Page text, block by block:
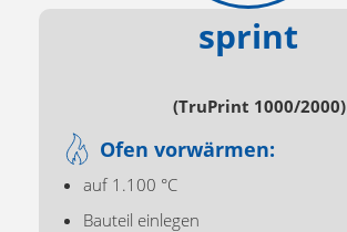
sprint
(TruPrint 1000/2000)
Ofen vorwärmen:
auf 1.100 °C
Bauteil einlegen